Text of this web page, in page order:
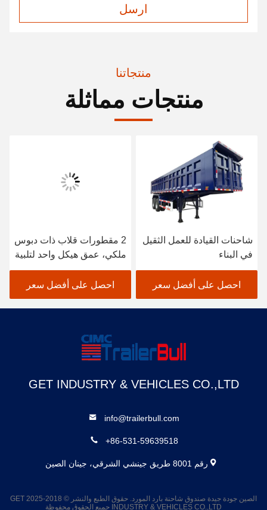
ارسل
منتجاتنا
منتجات مماثلة
شاحنات القيادة للعمل الثقيل
في البناء
احصل على أفضل سعر
2 مقطورات قلاب ذات دبوس
ملكي، عمق هيكل واحد لتلبية
احتياجات نقل الأحمال الثقيلة
احصل على أفضل سعر
GET INDUSTRY & VEHICLES CO.,LTD
info@trailerbull.com
+86-531-59639518
رقم 8001 طريق جينشي الشرقي، جينان الصين
الصين جودة جيدة صندوق شاحنة بارد المورد. حقوق الطبع والنشر © 2018-2025 GET
INDUSTRY & VEHICLES CO.,LTD جميع الحقوق محفوظة